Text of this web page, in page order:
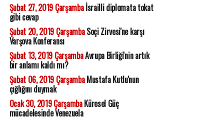
Şubat 27, 2019 Çarşambaİsrailli diplomata tokat
gibi cevap
Şubat 20, 2019 ÇarşambaSoçi Zirvesi'ne karşı
Varşova Konferansı
Şubat 13, 2019 ÇarşambaAvrupa Birliği'nin artık
bir anlamı kaldı mı?
Şubat 06, 2019 ÇarşambaMustafa Kutlu'nun
çığlığını duymak
Ocak 30, 2019 ÇarşambaKüresel Güç
mücadelesinde Venezuela